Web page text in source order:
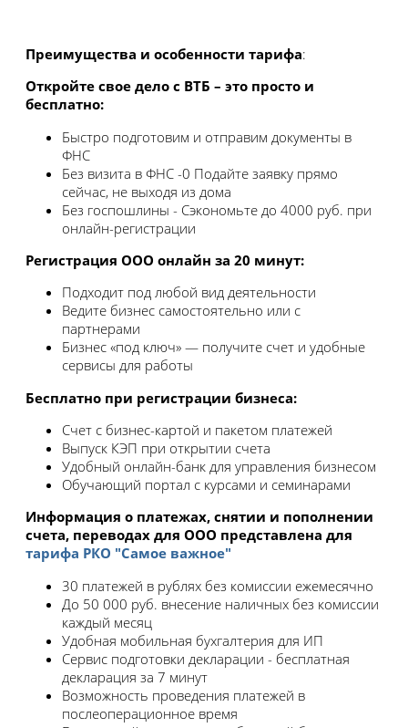
Преимущества и особенности тарифа:
Откройте свое дело с ВТБ – это просто и
бесплатно:
Быстро подготовим и отправим документы в
ФНС
Без визита в ФНС -0 Подайте заявку прямо
сейчас, не выходя из дома
Без госпошлины - Сэкономьте до 4000 руб. при
онлайн-регистрации
Регистрация ООО онлайн за 20 минут:
Подходит под любой вид деятельности
Ведите бизнес cамостоятельно или с
партнерами
Бизнес «под ключ» — получите счет и удобные
сервисы для работы
Бесплатно при регистрации бизнеса:
Счет с бизнес-картой и пакетом платежей
Выпуск КЭП при открытии счета
Удобный онлайн-банк для управления бизнесом
Обучающий портал с курсами и семинарами
Информация о платежах, снятии и пополнении
счета, переводах для ООО представлена для
тарифа РКО "Самое важное"
30 платежей в рублях без комиссии ежемесячно
До 50 000 руб. внесение наличных без комиссии
каждый месяц
Удобная мобильная бухгалтерия для ИП
Сервис подготовки декларации - бесплатная
декларация за 7 минут
Возможность проведения платежей в
послеоперационное время